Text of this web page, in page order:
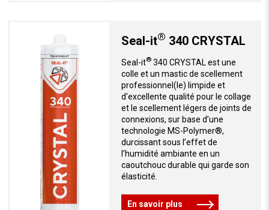
Seal-it® 340 CRYSTAL
Seal-it®340 CRYSTAL est une
colle et un mastic de scellement
professionnel(le) limpide et
d'excellente qualité pour le collage
et le scellement légers de joints de
connexions, sur base d’une
technologie MS-Polymer®,
durcissant sous l’effet de
l’humidité ambiante en un
caoutchouc durable qui garde son
élasticité.
En savoir plus